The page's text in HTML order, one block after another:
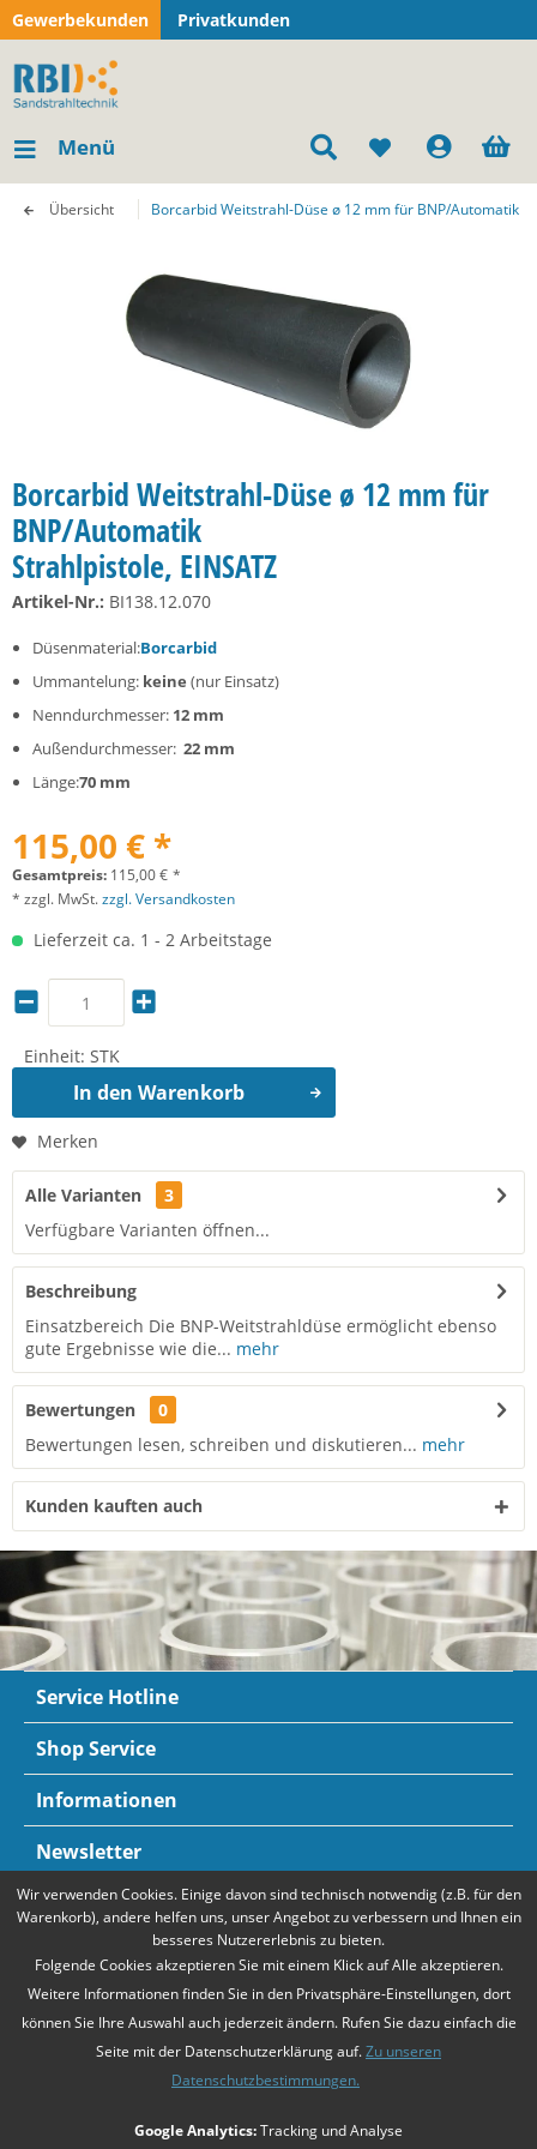
Gewerbekunden Privatkunden
Menü
Übersicht Borcarbid Weitstrahl-Düse ø 12 mm für BNP/Automatik
Borcarbid Weitstrahl-Düse ø 12 mm für
BNP/Automatik
Strahlpistole, EINSATZ
Artikel-Nr.: BI138.12.070
Düsenmaterial:Borcarbid
Ummantelung: keine (nur Einsatz)
Nenndurchmesser: 12 mm
Außendurchmesser: 22 mm
Länge:70 mm
115,00 € *
Gesamtpreis: 115,00€ *
* zzgl. MwSt.zzgl. Versandkosten
Lieferzeit ca. 1 - 2 Arbeitstage
Einheit: STK
In den Warenkorb
Merken
Alle Varianten
3
Verfügbare Varianten öffnen...
Beschreibung
Einsatzbereich Die BNP-Weitstrahldüse ermöglicht ebenso
gute Ergebnisse wie die... mehr
Bewertungen
0
Bewertungen lesen, schreiben und diskutieren... mehr
Kunden kauften auch
Service Hotline
Shop Service
Informationen
Newsletter
Zahlungsarten Mehr Informationen
falls nicht anders beschrieben
Wir verwenden Cookies. Einige davon sind technisch notwendig (z.B. für den
Warenkorb), andere helfen uns, unser Angebot zu verbessern und Ihnen ein
besseres Nutzererlebnis zu bieten.
Folgende Cookies akzeptieren Sie mit einem Klick auf Alle akzeptieren.
Weitere Informationen finden Sie in den Privatsphäre-Einstellungen, dort
können Sie Ihre Auswahl auch jederzeit ändern. Rufen Sie dazu einfach die
Seite mit der Datenschutzerklärung auf.Zu unseren
Datenschutzbestimmungen.
Google Analytics:Tracking und Analyse